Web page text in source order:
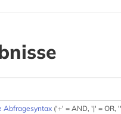
Abfragesyntax ('+' = AND, '|' = OR,